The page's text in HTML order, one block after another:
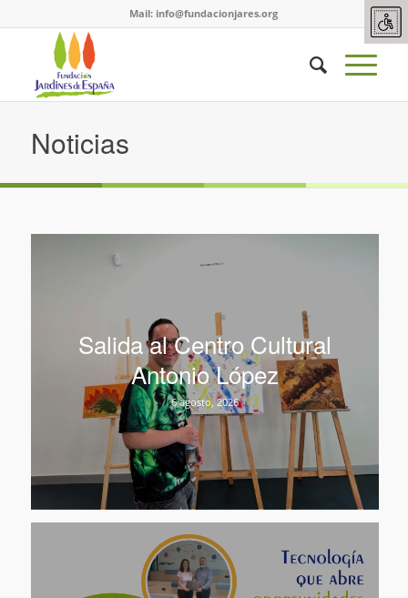
Mail: info@fundacionjares.org
Noticias
Salida al Centro Cultural
Antonio López
6 agosto, 2026